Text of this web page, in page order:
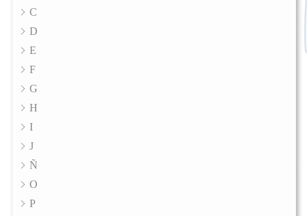
C
D
E
F
G
H
I
J
Ñ
O
P